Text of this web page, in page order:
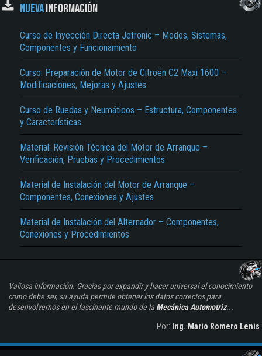
NUEVAINFORMACIÓN
Curso de Inyección Directa Jetronic – Modos, Sistemas,
Componentes y Funcionamiento
Curso: Preparación de Motor de Citroën C2 Maxi 1600 –
Modificaciones, Mejoras y Ajustes
Curso de Ruedas y Neumáticos – Estructura, Componentes
y Características
Material: Revisión Técnica del Motor de Arranque –
Verificación, Pruebas y Procedimientos
Material de Instalación del Motor de Arranque –
Componentes, Conexiones y Ajustes
Material de Instalación del Alternador – Componentes,
Conexiones y Procedimientos
Valiosa información. Gracias por expandir y hacer universal el conocimiento
como debe ser, su ayuda permite obtener los datos correctos para
desenvolvernos en el fascinante mundo de la Mecánica Automotriz...
Por: Ing. Mario Romero Lenis